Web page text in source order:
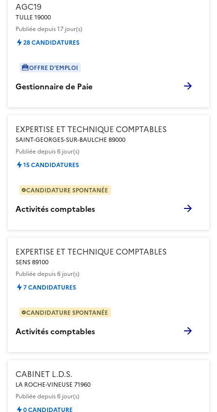
Gestionnaire de Paie
AGC19
TULLE 19000
Publiéedepuis 17 jour(s)
28 CANDIDATURES
OFFRE D'EMPLOI
Activités comptables
EXPERTISE ET TECHNIQUE COMPTABLES
SAINT-GEORGES-SUR-BAULCHE 89000
Publiéedepuis 6 jour(s)
15 CANDIDATURES
CANDIDATURE SPONTANÉE
Activités comptables
EXPERTISE ET TECHNIQUE COMPTABLES
SENS 89100
Publiéedepuis 6 jour(s)
7 CANDIDATURES
CANDIDATURE SPONTANÉE
CABINET L.D.S.
LA ROCHE-VINEUSE 71960
Publiéedepuis 6 jour(s)
0 CANDIDATURE